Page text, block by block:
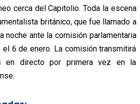
cerca del Capitolio. Toda la escena
británico, que fue llamado a
noche ante la comisión parlamentaria
6 de enero. La comisión transmitirá
en directo por primera vez en la